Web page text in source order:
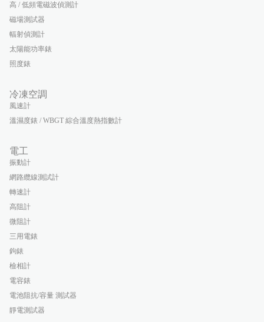
高 / 低頻電磁波偵測計
磁場測試器
輻射偵測計
太陽能功率錶
照度錶
冷凍空調
風速計
溫濕度錶 / WBGT 綜合溫度熱指數計
電工
振動計
網路纜線測試計
轉速計
高阻計
微阻計
三用電錶
鉤錶
檢相計
電容錶
電池阻抗/容量 測試器
靜電測試器